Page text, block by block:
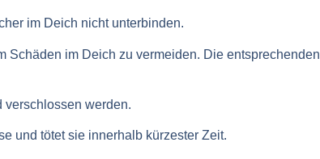
im Deich nicht unterbinden.
Schäden im Deich zu vermeiden. Die entsprechenden
verschlossen werden.
und tötet sie innerhalb kürzester Zeit.